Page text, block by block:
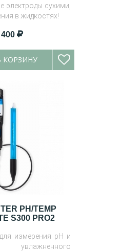
электроды сухими,
в жидкостях!
КОРЗИНУ
PH/TEMP
S300 PRO2
измерения pH и
увлажненного